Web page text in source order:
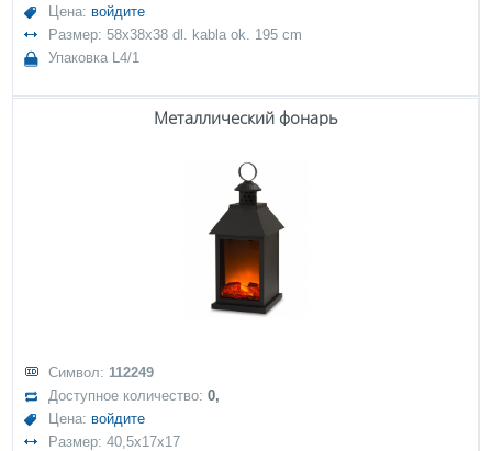
Цена: войдите
Размер: 58x38x38 dl. kabla ok. 195 cm
Упаковка L4/1
Металлический фонарь
Символ: 112249
Доступное количество:0,
Цена: войдите
Размер: 40,5x17x17